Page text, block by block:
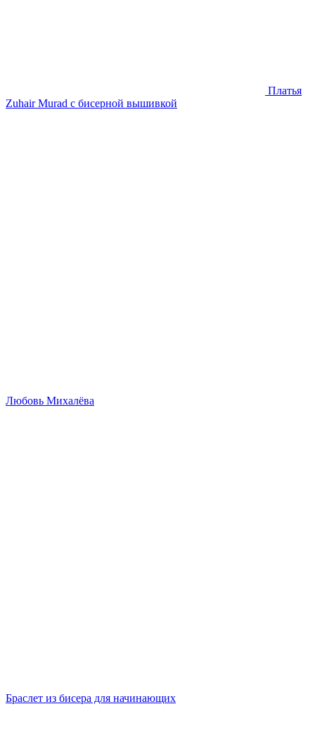
Платья
Zuhair Murad с бисерной вышивкой
Любовь Михалёва
Браслет из бисера для начинающих